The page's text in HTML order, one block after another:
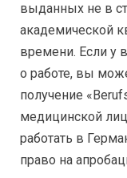
выданных не в
академической
времени. Если у
о работе, вы
получение
медицинской
работать в
право на